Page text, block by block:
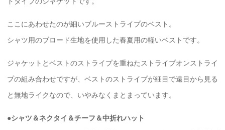
ここにあわせたのが細いブルーストライプのベスト。
シャツ用のブロード生地を使用した春夏用の軽いベストです。
ジャケットとベストのストライプを重ねたストライプオンストライ
プの組み合わせですが、ベストのストライプが細目で遠目から見る
と無地ライクなので、いやみなくまとまっています。
●シャツ＆ネクタイ＆チーフ＆中折れハット